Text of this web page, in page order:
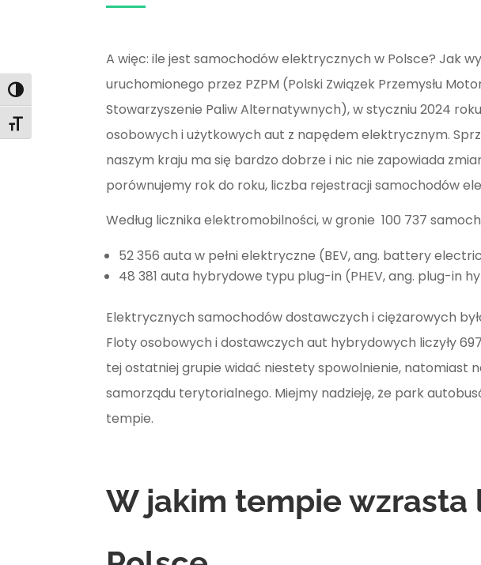
Toggle High Contrast
Toggle Font size
A więc: ile jest samochodów elektrycznych w Polsce? Jak
uruchomionego przez PZPM (Polski Związek Przemysłu
Stowarzyszenie Paliw Alternatywnych), w styczniu 2024
osobowych i użytkowych aut z napędem elektrycznym.
naszym kraju ma się bardzo dobrze i nic nie zapowiada
porównujemy rok do roku, liczba rejestracji samochodów
Według licznika elektromobilności, w gronie 100 737
52 356 auta w pełni elektryczne (BEV, ang. battery
48 381 auta hybrydowe typu plug-in (PHEV, ang. plug-in
Elektrycznych samochodów dostawczych i ciężarowych
Floty osobowych i dostawczych aut hybrydowych liczyły
tej ostatniej grupie widać niestety spowolnienie, natomiast
samorządu terytorialnego. Miejmy nadzieję, że park
tempie.
W jakim tempie